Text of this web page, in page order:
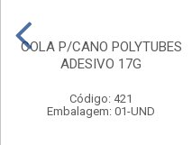
COLA P/CANO POLYTUBES
ADESIVO 17G
Código: 421
Embalagem: 01-UND